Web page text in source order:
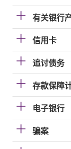
有关银行
信用卡
追讨债务
存款保障
电子银行
骗案